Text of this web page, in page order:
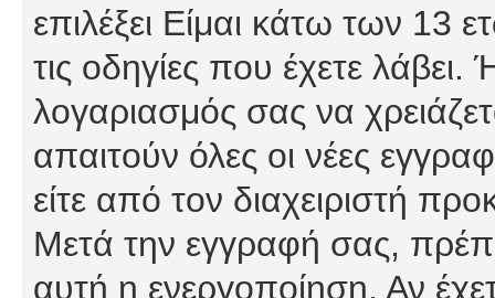
επιλέξει Είμαι κάτω των 13
τις οδηγίες που έχετε λάβει.
λογαριασμός σας να
απαιτούν όλες οι νέες
είτε από τον διαχειριστή
Μετά την εγγραφή σας,
αυτή η ενεργοποίηση. Αν